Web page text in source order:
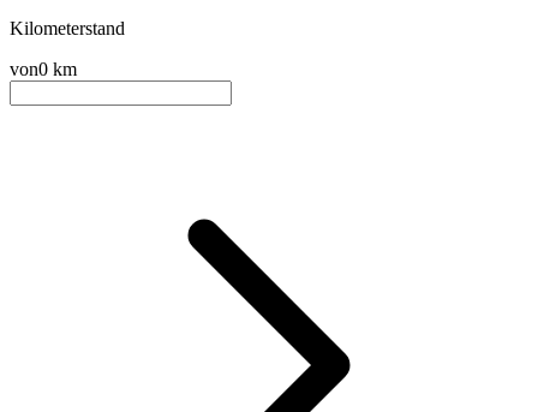
Kilometerstand
von0 km